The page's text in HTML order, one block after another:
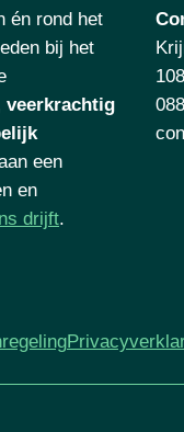
én rond het
bij het
veerkrachtig
een
en
drijft.